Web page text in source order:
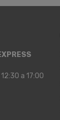
a 17:00